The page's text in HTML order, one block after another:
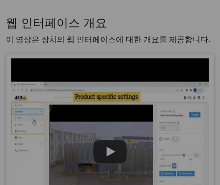
웹 인터페이스 개요
이 영상은 장치의 웹 인터페이스에 대한 개요를 제공합니다.